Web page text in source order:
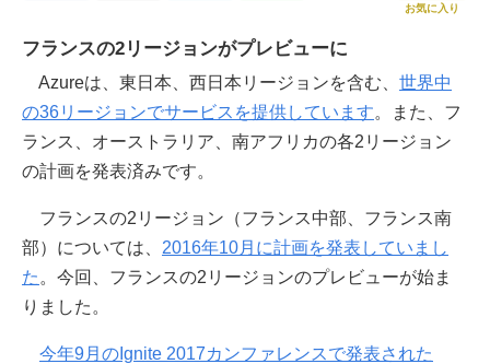
お気に入り
フランスの2リージョンがプレビューに
Azureは、東日本、西日本リージョンを含む、 世界中
の36リージョンでサービスを提供しています。また、フ
ランス、オーストラリア、南アフリカの各2リージョン
の計画を発表済みです。
フランスの2リージョン（フランス中部、フランス南
部）については、 2016年10月に計画を発表していまし
た 。今回、フランスの2リージョンのプレビューが始ま
りました。
今年9月のIgnite 2017カンファレンスで発表された